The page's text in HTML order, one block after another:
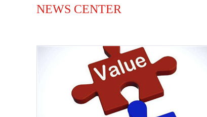
NEWS CENTER